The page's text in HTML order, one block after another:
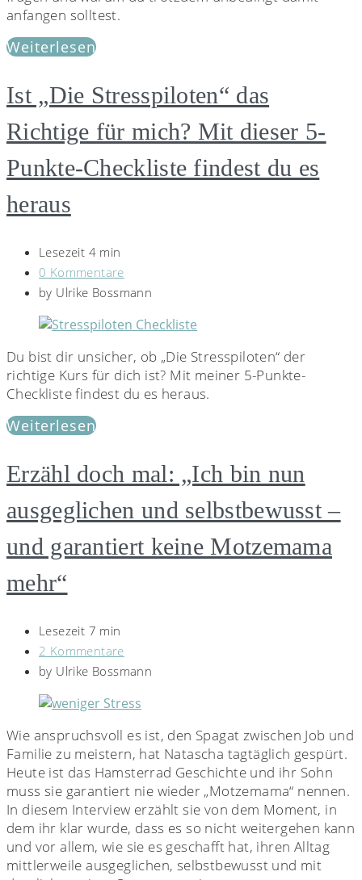
anfangen solltest.
Weiterlesen
Ist „Die Stresspiloten“ das
Richtige für mich? Mit dieser 5-
Punkte-Checkliste findest du es
heraus
Lesezeit 4 min
0 Kommentare
by Ulrike Bossmann
Du bist dir unsicher, ob „Die Stresspiloten“ der
richtige Kurs für dich ist? Mit meiner 5-Punkte-
Checkliste findest du es heraus.
Weiterlesen
Erzähl doch mal: „Ich bin nun
ausgeglichen und selbstbewusst –
und garantiert keine Motzemama
mehr“
Lesezeit 7 min
2 Kommentare
by Ulrike Bossmann
Wie anspruchsvoll es ist, den Spagat zwischen Job und
Familie zu meistern, hat Natascha tagtäglich gespürt.
Heute ist das Hamsterrad Geschichte und ihr Sohn
muss sie garantiert nie wieder „Motzemama“ nennen.
In diesem Interview erzählt sie von dem Moment, in
dem ihr klar wurde, dass es so nicht weitergehen kann
und vor allem, wie sie es geschafft hat, ihren Alltag
mittlerweile ausgeglichen, selbstbewusst und mit